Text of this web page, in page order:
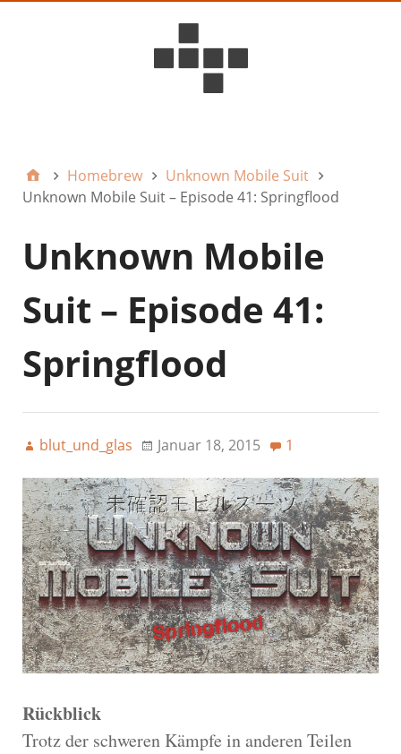
Homebrew
Unknown Mobile Suit
Unknown Mobile Suit – Episode 41: Springflood
Unknown Mobile
Suit – Episode 41:
Springflood
blut_und_glas Januar 18, 2015 1
Rückblick
Trotz der schweren Kämpfe in anderen Teilen